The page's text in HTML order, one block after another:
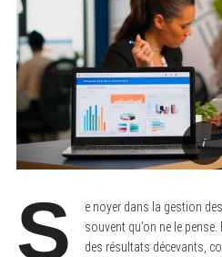
S
e noyer dans la gestion
souvent qu’on ne le
des résultats décevants,